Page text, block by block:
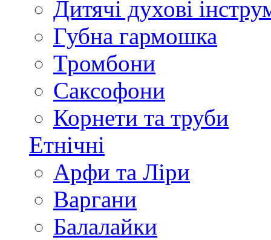
Дитячі духові
Губна гармошка
Тромбони
Саксофони
Корнети та труби
Етнічні
Арфи та Ліри
Варгани
Балалайки